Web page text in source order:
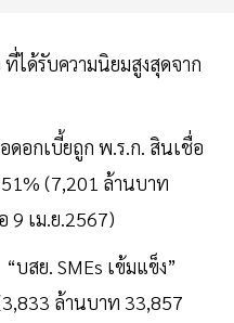
ได้รับความนิยมสูงสุดจาก
ดอกเบี้ยถูก พ.ร.ก. สินเชื่อ
(7,201 ล้านบาท
9 เม.ย.2567)
บสย. SMEs เข้มแข็ง”
ล้านบาท 33,857